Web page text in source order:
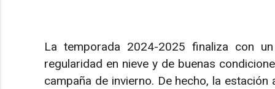
La temporada 2024-2025 finaliza con
regularidad en nieve y de buenas
campaña de invierno. De hecho, la